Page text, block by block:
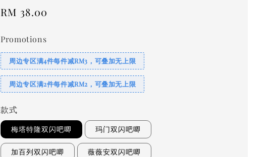
Regular
RM 38.00
Promotions
周边专区满4件每件减RM3，可叠加无上限
周边专区满2件每件减RM2，可叠加无上限
款式
梅塔特隆双闪吧唧 玛门双闪吧唧
加百列双闪吧唧 薇薇安双闪吧唧